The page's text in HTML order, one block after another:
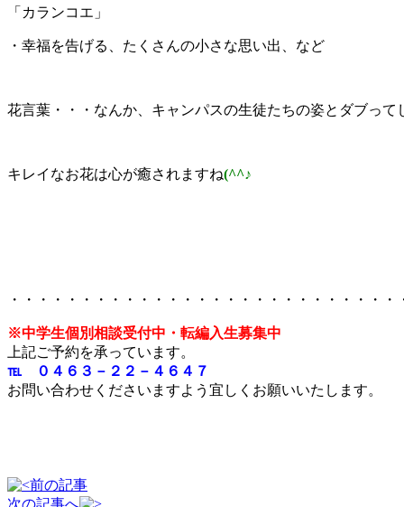
「カランコエ」
・幸福を告げる、たくさんの小さな思い出、など
花言葉・・・なんか、キャンパスの生徒たちの姿とダブって
キレイなお花は心が癒されますね(^^♪
・・・・・・・・・・・・・・・・・・・・・・・・・・
※中学生個別相談受付中・転編入生募集中
上記ご予約を承っています。
℡ ０４６３－２２－４６４７
お問い合わせくださいますよう宜しくお願いいたします。
前の記事